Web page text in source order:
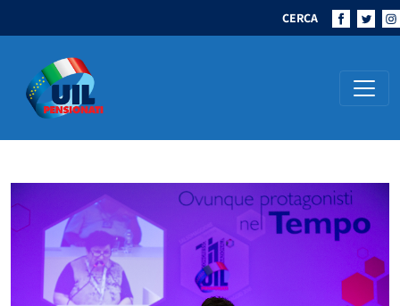
CERCA
Navigazione principale